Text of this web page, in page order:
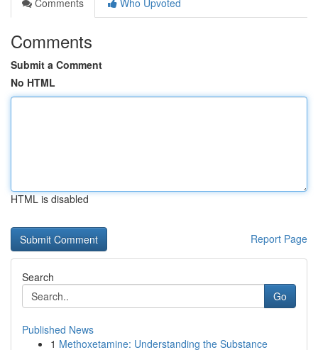
Comments
Who Upvoted
Comments
Submit a Comment
No HTML
HTML is disabled
Report Page
Search
Go
Published News
1 Methoxetamine: Understanding the Substance